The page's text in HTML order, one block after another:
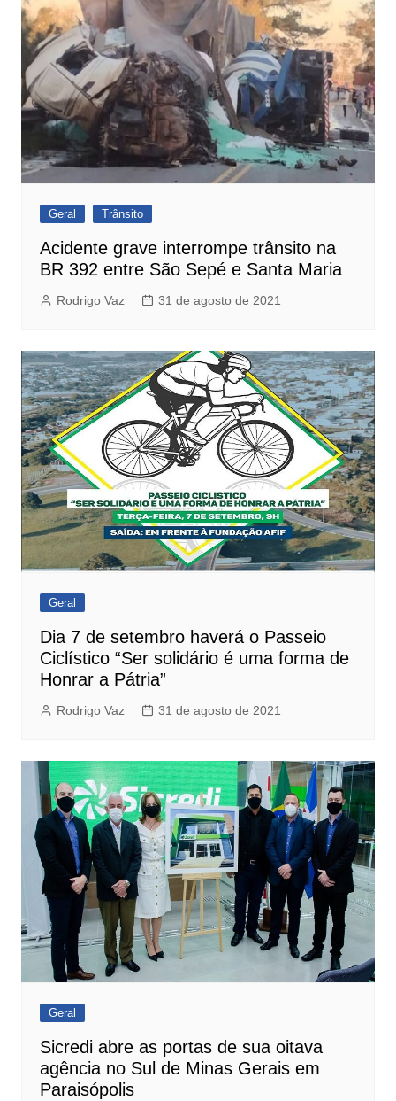
Geral Trânsito
Acidente grave interrompe trânsito na
BR 392 entre São Sepé e Santa Maria
Rodrigo Vaz 31 de agosto de 2021
Geral
Dia 7 de setembro haverá o Passeio
Ciclístico “Ser solidário é uma forma de
Honrar a Pátria”
Rodrigo Vaz 31 de agosto de 2021
Geral
Sicredi abre as portas de sua oitava
agência no Sul de Minas Gerais em
Paraisópolis